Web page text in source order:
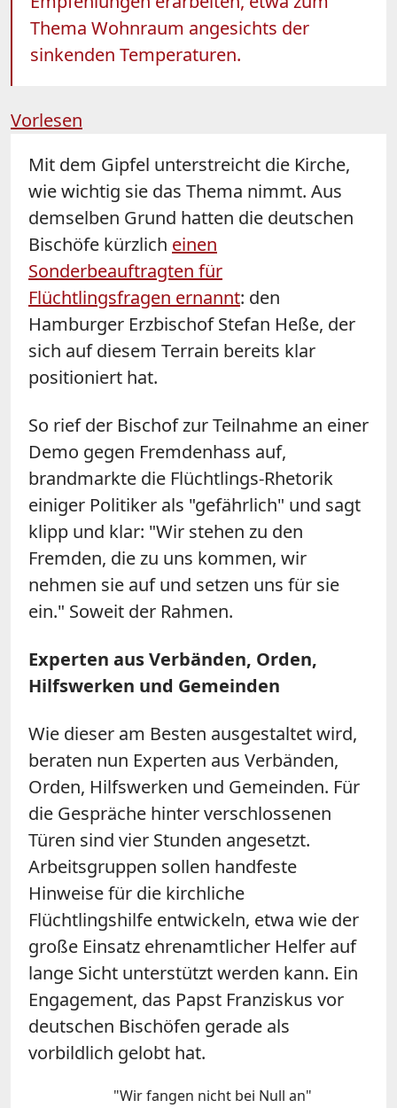
Thema Wohnraum angesichts der
sinkenden Temperaturen.
Vorlesen
Mit dem Gipfel unterstreicht die Kirche,
wie wichtig sie das Thema nimmt. Aus
demselben Grund hatten die deutschen
Bischöfe kürzlich einen
Sonderbeauftragten für
Flüchtlingsfragen ernannt: den
Hamburger Erzbischof Stefan Heße, der
sich auf diesem Terrain bereits klar
positioniert hat.
So rief der Bischof zur Teilnahme an einer
Demo gegen Fremdenhass auf,
brandmarkte die Flüchtlings-Rhetorik
einiger Politiker als "gefährlich" und sagt
klipp und klar: "Wir stehen zu den
Fremden, die zu uns kommen, wir
nehmen sie auf und setzen uns für sie
ein." Soweit der Rahmen.
Experten aus Verbänden, Orden,
Hilfswerken und Gemeinden
Wie dieser am Besten ausgestaltet wird,
beraten nun Experten aus Verbänden,
Orden, Hilfswerken und Gemeinden. Für
die Gespräche hinter verschlossenen
Türen sind vier Stunden angesetzt.
Arbeitsgruppen sollen handfeste
Hinweise für die kirchliche
Flüchtlingshilfe entwickeln, etwa wie der
große Einsatz ehrenamtlicher Helfer auf
lange Sicht unterstützt werden kann. Ein
Engagement, das Papst Franziskus vor
deutschen Bischöfen gerade als
vorbildlich gelobt hat.
"Wir fangen nicht bei Null an"